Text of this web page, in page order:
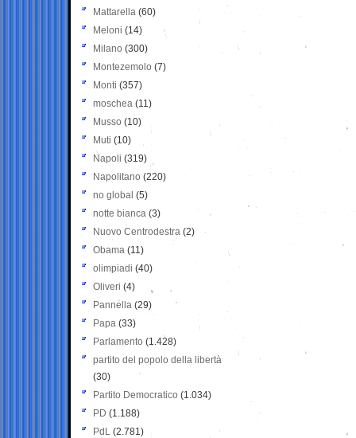
Mattarella (60)
Meloni (14)
Milano (300)
Montezemolo (7)
Monti (357)
moschea (11)
Musso (10)
Muti (10)
Napoli (319)
Napolitano (220)
no global (5)
notte bianca (3)
Nuovo Centrodestra (2)
Obama (11)
olimpiadi (40)
Oliveri (4)
Pannella (29)
Papa (33)
Parlamento (1.428)
partito del popolo della libertà
(30)
Partito Democratico (1.034)
PD (1.188)
PdL (2.781)